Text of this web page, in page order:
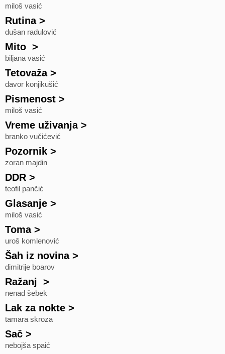
miloš vasić
Rutina>
dušan radulović
Mito >
biljana vasić
Tetovaža>
davor konjikušić
Pismenost >
miloš vasić
Vreme uživanja>
branko vučićević
Pozornik >
zoran majdin
DDR >
teofil pančić
Glasanje >
miloš vasić
Toma>
uroš komlenović
Šah iz novina>
dimitrije boarov
Ražanj >
nenad šebek
Lak za nokte >
tamara skroza
Sač >
nebojša spaić